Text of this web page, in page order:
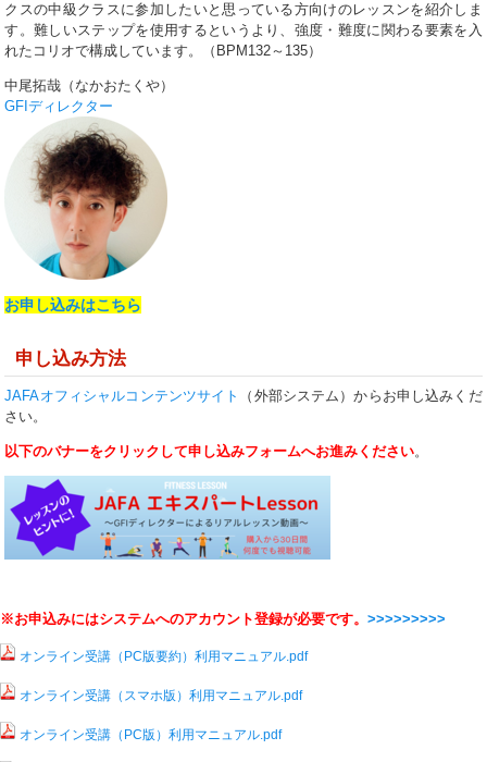
クスの中級クラスに参加したいと思っている方向けのレッスンを紹介しま
す。難しいステップを使用するというより、強度・難度に関わる要素を入
れたコリオで構成しています。（BPM132～135）
中尾拓哉（なかおたくや）
GFIディレクター
お申し込みはこちら
申し込み方法
JAFAオフィシャルコンテンツサイト
（外部システム）からお申し込みくだ
さい。
以下のバナーをクリックして申し込みフォームへお進みください。
※お申込みにはシステムへのアカウント登録が必要です。 >>>>>>>>>
オンライン受講（PC版要約）利用マニュアル.pdf
オンライン受講（スマホ版）利用マニュアル.pdf
オンライン受講（PC版）利用マニュアル.pdf